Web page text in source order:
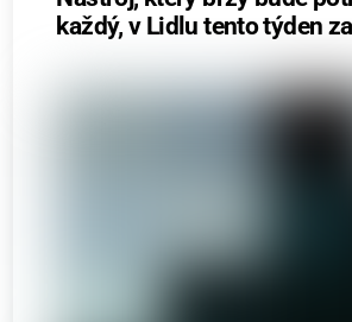
každý, v Lidlu tento týden